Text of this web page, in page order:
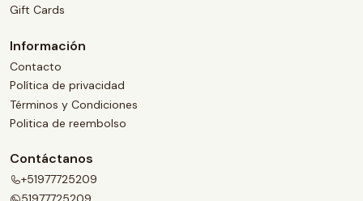
Gift Cards
Información
Contacto
Política de privacidad
Términos y Condiciones
Politica de reembolso
Contáctanos
+51977725209